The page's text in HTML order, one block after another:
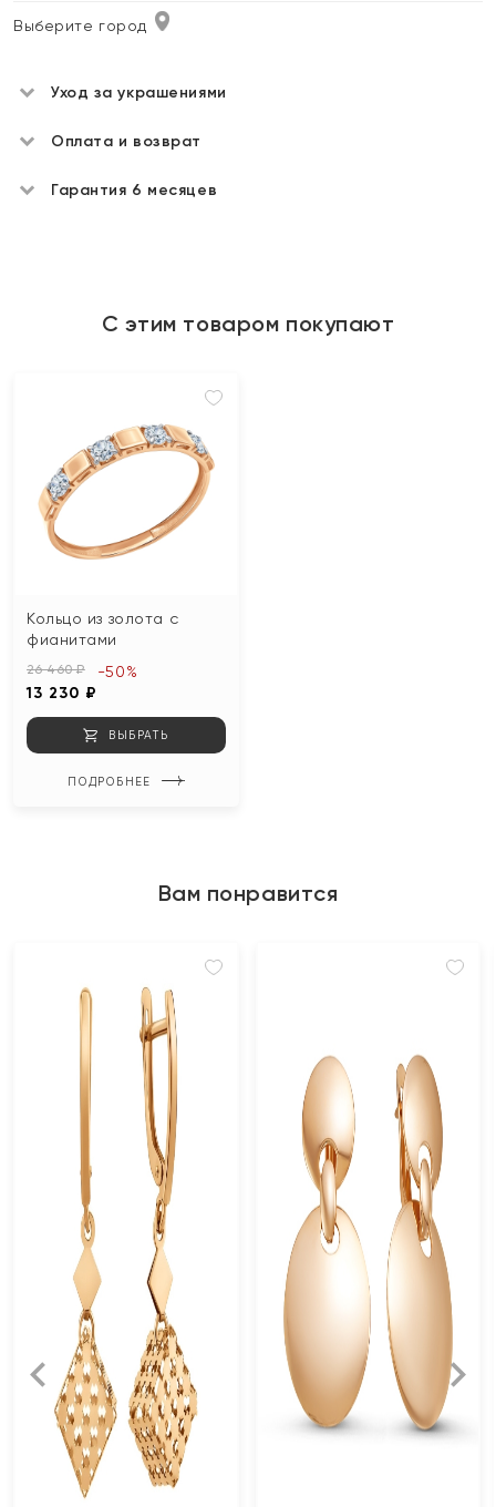
Выберите город
Уход за украшениями
Оплата и возврат
Гарантия 6 месяцев
С этим товаром покупают
Кольцо из золота с
фианитами
26 460 ₽
13 230 ₽
-50%
ВЫБРАТЬ
ПОДРОБНЕЕ
Вам понравится